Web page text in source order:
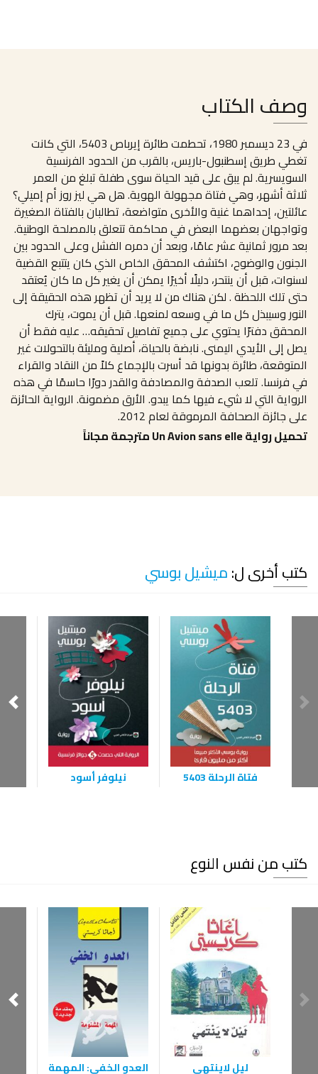
وصف الكتاب
في 23 ديسمبر 1980، تحطمت طائرة إيرباص 5403، التي كانت
تغطي طريق إسطنبول-باريس، بالقرب من الحدود الفرنسية
السويسرية. لم يبق على قيد الحياة سوى طفلة تبلغ من العمر
ثلاثة أشهر، وهي فتاة مجهولة الهوية. هل هي ليز روز أم إميلي؟
عائلتين، إحداهما غنية والأخرى متواضعة، تطالبان بالفتاة الصغيرة
وتواجهان بعضهما البعض في محاكمة تتعلق بالمصلحة الوطنية.
بعد مرور ثمانية عشر عامًا، وبعد أن دمره الفشل وعلى الحدود بين
الجنون والوضوح، اكتشف المحقق الخاص الذي كان يتتبع القضية
لسنوات، قبل أن ينتحر، دليلًا أخيرًا يمكن أن يغير كل ما كان يُعتقد
حتى تلك اللحظة . لكن هناك من لا يريد أن تظهر هذه الحقيقة إلى
النور وسيبذل كل ما في وسعه لمنعها. قبل أن يموت، يترك
المحقق دفترًا يحتوي على جميع تفاصيل تحقيقه… عليه فقط أن
يصل إلى الأيدي اليمنى. نابضة بالحياة، أصلية ومليئة بالتحولات غير
المتوقعة، طائرة بدونها قد أسرت بالإجماع كلاً من النقاد والقراء
في فرنسا. تلعب الصدفة والمصادفة والقدر دورًا حاسمًا في هذه
الرواية التي لا شيء فيها كما يبدو. الأرق مضمونة. الرواية الحائزة
على جائزة الصحافة المرموقة لعام 2012.
تحميل رواية Un Avion sans elle مترجمة مجاناً
كتب أخرى ل:ميشيل بوسي
فتاة الرحلة 5403 نيلوفر أسود
كتب من نفس النوع
‫ليل لاينتهي‬
‫العدو الخفي: المهمة